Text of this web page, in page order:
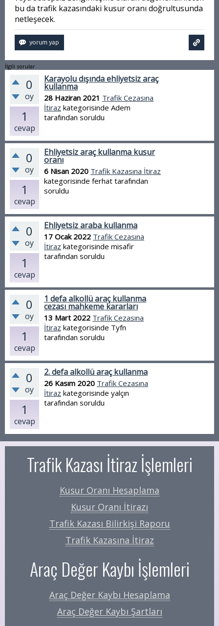
bu da trafik kazasındaki kusur oranı doğrultusunda
netleşecek.
İlgili sorular
0
oy
1
cevap
Karayolu dışında ehliyetsiz araç
kullanma
28 Haziran 2021 Trafik Cezasına
İtiraz kategorisinde Adem
tarafından soruldu
0
oy
1
cevap
Ehliyetsiz araç kullanma kusur
oranı
6 Nisan 2020 Trafik Kazasına İtiraz
kategorisinde ferhat tarafından
soruldu
0
oy
1
cevap
Ehliyetsiz araba kullanma
17 Ocak 2022 Trafik Cezasına
İtiraz kategorisinde misafir
tarafından soruldu
0
oy
1
cevap
1 defa alkollü araç kullanma
cezası mahkeme kararları
13 Mart 2022 Trafik Cezasına
İtiraz kategorisinde Tyfn
tarafından soruldu
0
oy
1
cevap
2. defa alkollü araç kullanma
26 Kasım 2020 Trafik Cezasına
İtiraz kategorisinde yalçın
tarafından soruldu
Trafik Kazası İtiraz İşlemleri
Kusur Oranı Hesaplama
Kusur Oranı İtirazı
Trafik Kazası Bilirkişi Raporu
Trafik Kazasına İtiraz
Araç Değer Kaybı İşlemleri
Araç Değer Kaybı Hesaplama
Araç Değer Kaybı Şartları